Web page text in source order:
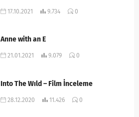
17.10.2021 9.734 0
Anne with an E
21.01.2021 9.079 0
Into The Wıld – Film İnceleme
28.12.2020 11.426 0